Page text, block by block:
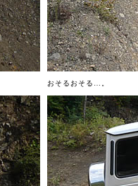
おそるおそる…。